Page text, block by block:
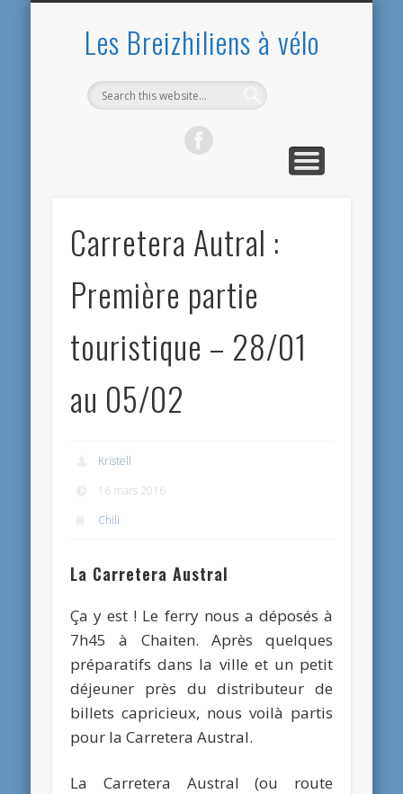
Les Breizhiliens à vélo
Carretera Autral :
Première partie
touristique – 28/01
au 05/02
Kristell
16 mars 2016
Chili
La Carretera Austral
Ça y est ! Le ferry nous a déposés à
7h45 à Chaiten. Après quelques
préparatifs dans la ville et un petit
déjeuner près du distributeur de
billets capricieux, nous voilà partis
pour la Carretera Austral.
La Carretera Austral (ou route